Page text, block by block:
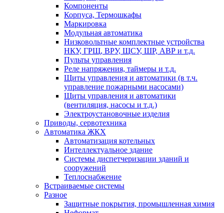
Компоненты
Корпуса, Термошкафы
Маркировка
Модульная автоматика
Низковольтные комплектные устройства
НКУ, ГРЩ, ВРУ, ЩСУ, ШР, АВР и т.д.
Пульты управления
Реле напряжения, таймеры и т.д.
Щиты управления и автоматики (в т.ч.
управление пожарными насосами)
Щиты управления и автоматики
(вентиляция, насосы и т.д.)
Электроустановочные изделия
Приводы, сервотехника
Автоматика ЖКХ
Автоматизация котельных
Интеллектуальное здание
Системы диспетчеризации зданий и
сооружений
Теплоснабжение
Встраиваемые системы
Разное
Защитные покрытия, промышленная химия